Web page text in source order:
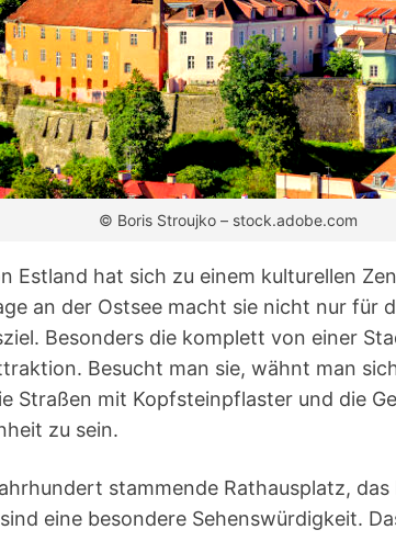
© Boris Stroujko – stock.adobe.com
Estland hat sich zu einem kulturellen
an der Ostsee macht sie nicht nur für
Besonders die komplett von einer
Besucht man sie, wähnt man
Straßen mit Kopfsteinpflaster und die
zu sein.
stammende Rathausplatz,
eine besondere Sehenswürdigkeit.